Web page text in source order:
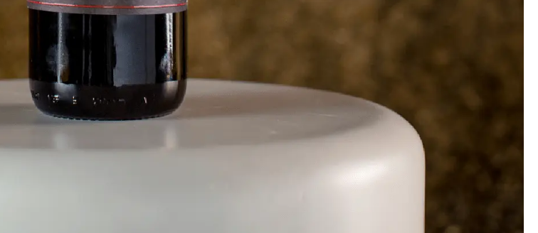
Nessun prodotto nel carrello.